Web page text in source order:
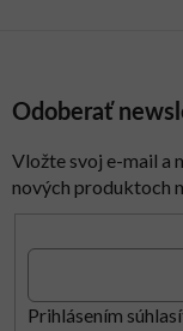
Odoberať
Vložte svoj e-mail a
nových produktoch
Prihlásením